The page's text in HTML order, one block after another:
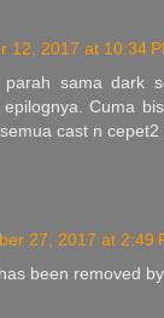
12, 2017 at 10:34
sama dark
Cuma
cast n
27, 2017 at 2:49
been removed